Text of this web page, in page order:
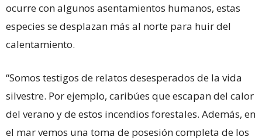
ocurre con algunos asentamientos humanos, estas
especies se desplazan más al norte para huir del
calentamiento.
“Somos testigos de relatos desesperados de la vida
silvestre. Por ejemplo, caribúes que escapan del calor
del verano y de estos incendios forestales. Además, en
el mar vemos una toma de posesión completa de los